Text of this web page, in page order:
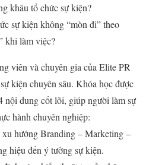
khâu tổ chức sự kiện?
sự kiện không “mòn đi” theo
khi làm việc?
viên và chuyên gia của Elite PR
kiện chuyên sâu. Khóa học được
nội dung cốt lõi, giúp người làm sự
hành chuyên nghiệp:
hướng Branding – Marketing –
hiệu đến ý tưởng sự kiện.